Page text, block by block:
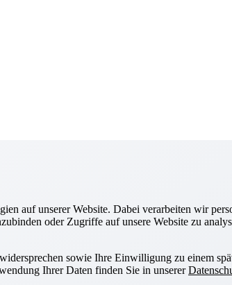
auf unserer Website. Dabei verarbeiten wir
oder Zugriffe auf unsere Website zu
sowie Ihre Einwilligung zu einem
Ihrer Daten finden Sie in unserer